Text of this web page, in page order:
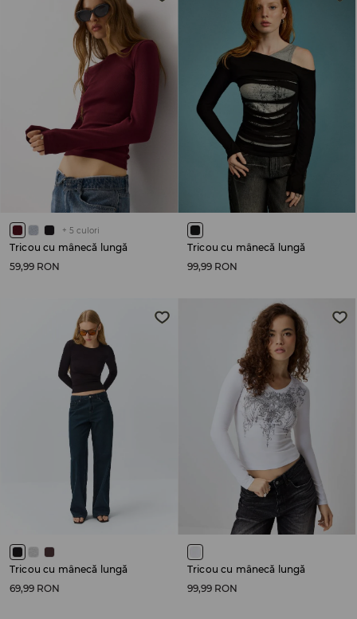
+ 5 culori
Tricou cu mânecă lungă
59,99 RON
Tricou cu mânecă lungă
99,99 RON
Tricou cu mânecă lungă
69,99 RON
Tricou cu mânecă lungă
99,99 RON